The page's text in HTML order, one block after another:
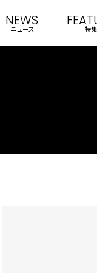
NEWS
ニュース 特集